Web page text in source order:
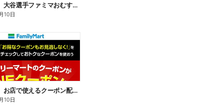
【おトク】大谷選手ファミマおむすび割
10日
【おトク】お店で使えるクーポン配信中
10日